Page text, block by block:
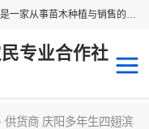
甘肃广恒源苗木农民合作社位于甘肃省临泽县，是一家从事苗木种植与销售的农民合作组织，合作社拥有苗木基地1500多亩，种植苗木品种40多个，年产各类苗木2000多万株。主营：白刺苗、红柳苗、梭梭苗等，我们以“种植一流的苗子，诚信经营”的经营理念，竭诚为每一位客户做优质的服务，欢迎来电咨询！
专业合作社
供货商 庆阳多年生四翅滨